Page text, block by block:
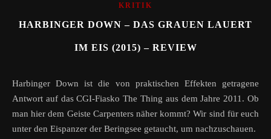
KRITIK
HARBINGER DOWN – DAS GRAUEN LAUERT
IM EIS (2015) – REVIEW
Harbinger Down ist die von praktischen Effekten getragene
Antwort auf das CGI-Fiasko The Thing aus dem Jahre 2011. Ob
man hier dem Geiste Carpenters näher kommt? Wir sind für euch
unter den Eispanzer der Beringsee getaucht, um nachzuschauen.